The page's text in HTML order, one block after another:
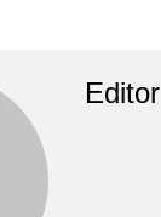
Editor